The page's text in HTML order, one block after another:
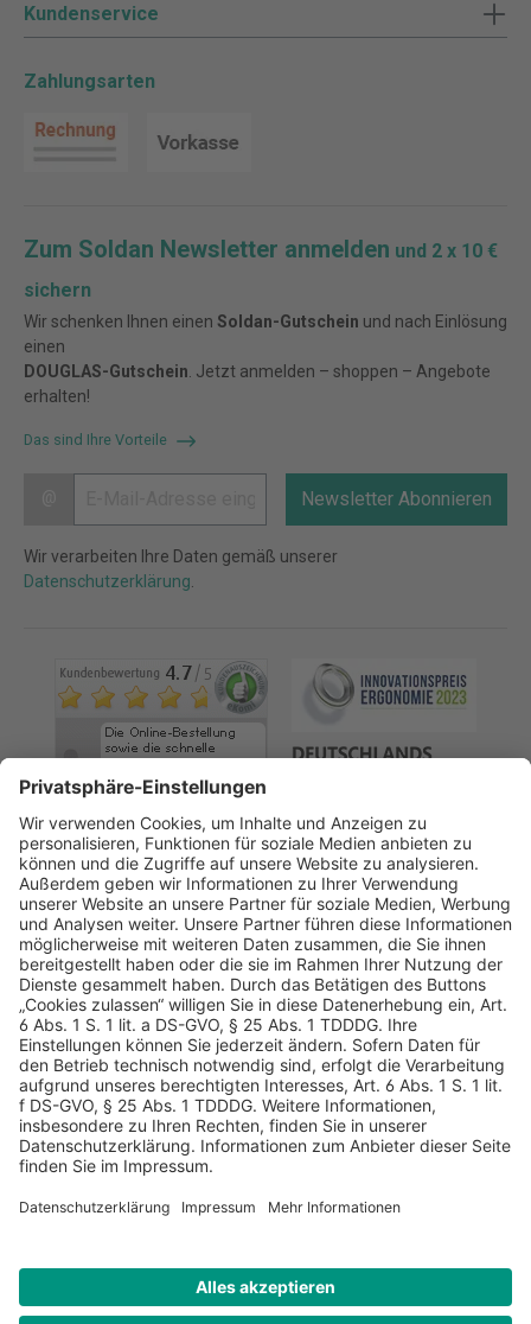
Kundenservice
Zahlungsarten
Zum Soldan Newsletter anmelden und 2 x 10 €
sichern
Wir schenken Ihnen einen Soldan-Gutschein und nach Einlösung
einen
DOUGLAS-Gutschein . Jetzt anmelden – shoppen – Angebote
erhalten!
Das sind Ihre Vorteile
Newsletter Abonnieren
Wir verarbeiten Ihre Daten gemäß unserer
Datenschutzerklärung
AGB Datenschutz
Impressum
Sicherheitshinweis
Compliance
Netto-Preise zzgl. gesetzlich gültiger MwSt., zzgl.